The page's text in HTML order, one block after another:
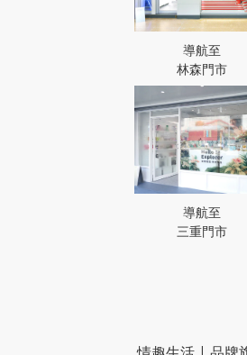
導航至
林森門市
導航至
三重門市